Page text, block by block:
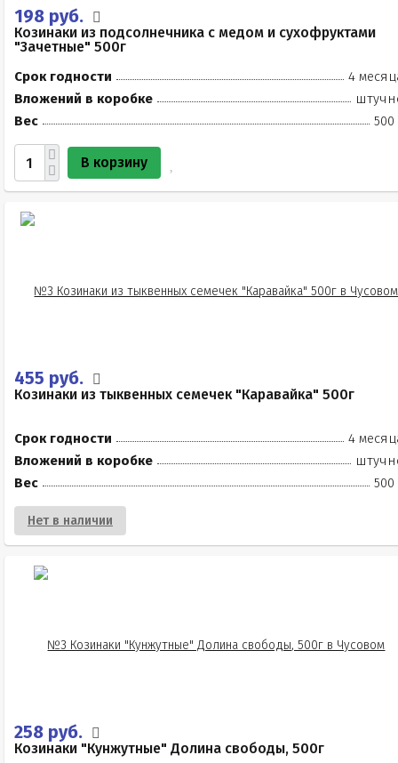
198 руб.
Козинаки из подсолнечника с медом и сухофруктами
"Зачетные" 500г
Срок годности
4
Вложений в коробке
Вес
500
В корзину
455 руб.
Козинаки из тыквенных семечек "Каравайка" 500г
Срок годности
4
Вложений в коробке
Вес
500
Нет в наличии
258 руб.
Козинаки "Кунжутные" Долина свободы, 500г